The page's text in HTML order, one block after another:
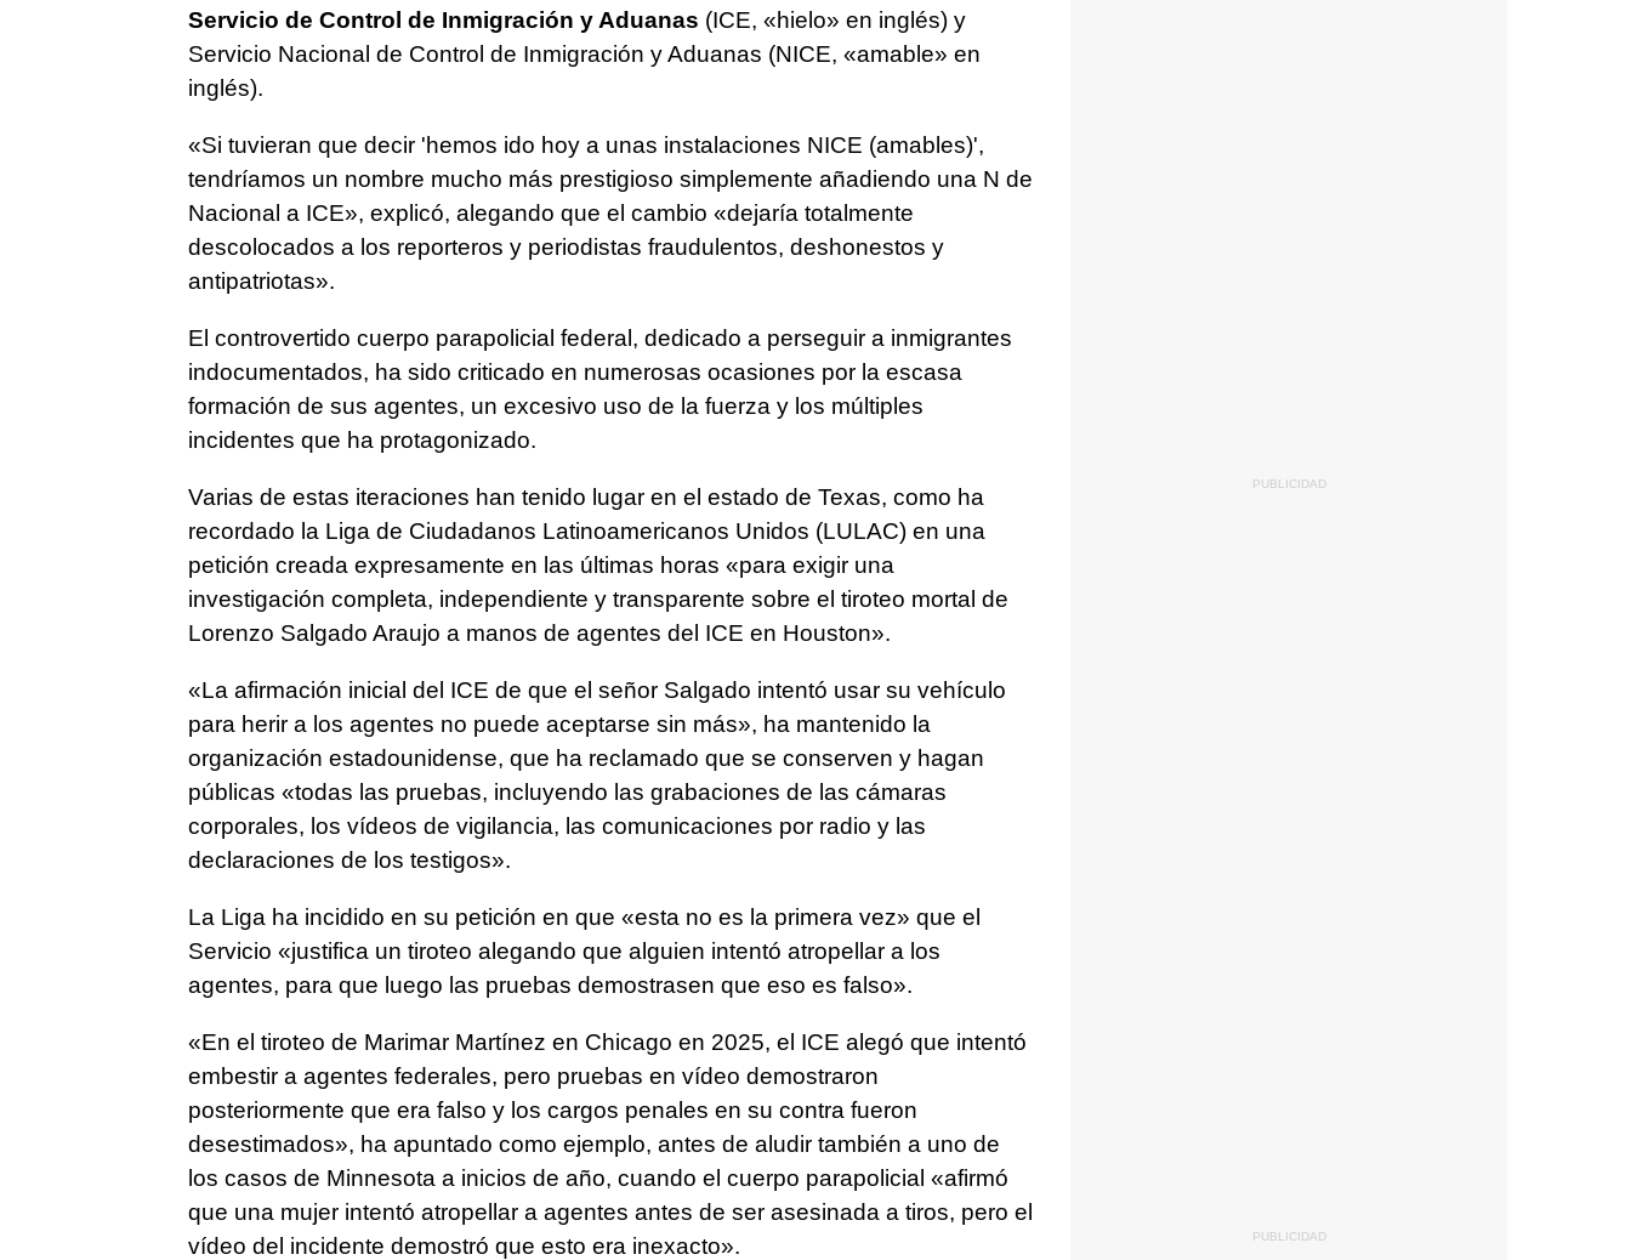
Servicio de Control de Inmigración y Aduanas (ICE, «hielo» en inglés) y
Servicio Nacional de Control de Inmigración y Aduanas (NICE, «amable» en
inglés).
«Si tuvieran que decir 'hemos ido hoy a unas instalaciones NICE (amables)',
tendríamos un nombre mucho más prestigioso simplemente añadiendo una N de
Nacional a ICE», explicó, alegando que el cambio «dejaría totalmente
descolocados a los reporteros y periodistas fraudulentos, deshonestos y
antipatriotas».
El controvertido cuerpo parapolicial federal, dedicado a perseguir a inmigrantes
indocumentados, ha sido criticado en numerosas ocasiones por la escasa
formación de sus agentes, un excesivo uso de la fuerza y los múltiples
incidentes que ha protagonizado.
Varias de estas iteraciones han tenido lugar en el estado de Texas, como ha
recordado la Liga de Ciudadanos Latinoamericanos Unidos (LULAC) en una
petición creada expresamente en las últimas horas «para exigir una
investigación completa, independiente y transparente sobre el tiroteo mortal de
Lorenzo Salgado Araujo a manos de agentes del ICE en Houston».
«La afirmación inicial del ICE de que el señor Salgado intentó usar su vehículo
para herir a los agentes no puede aceptarse sin más», ha mantenido la
organización estadounidense, que ha reclamado que se conserven y hagan
públicas «todas las pruebas, incluyendo las grabaciones de las cámaras
corporales, los vídeos de vigilancia, las comunicaciones por radio y las
declaraciones de los testigos».
La Liga ha incidido en su petición en que «esta no es la primera vez» que el
Servicio «justifica un tiroteo alegando que alguien intentó atropellar a los
agentes, para que luego las pruebas demostrasen que eso es falso».
«En el tiroteo de Marimar Martínez en Chicago en 2025, el ICE alegó que intentó
embestir a agentes federales, pero pruebas en vídeo demostraron
posteriormente que era falso y los cargos penales en su contra fueron
desestimados», ha apuntado como ejemplo, antes de aludir también a uno de
los casos de Minnesota a inicios de año, cuando el cuerpo parapolicial «afirmó
que una mujer intentó atropellar a agentes antes de ser asesinada a tiros, pero el
vídeo del incidente demostró que esto era inexacto».